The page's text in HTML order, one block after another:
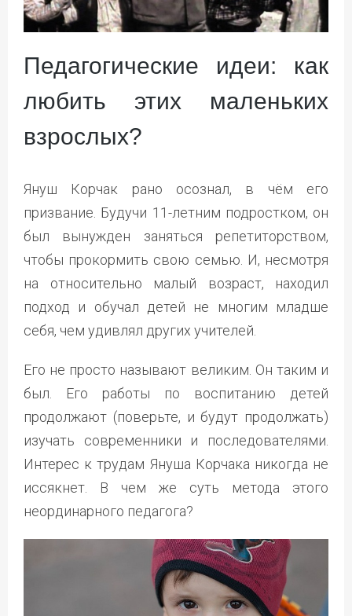
Педагогические идеи: как
любить этих маленьких
взрослых?
Януш Корчак рано осознал, в чём его
призвание. Будучи 11-летним подростком, он
был вынужден заняться репетиторством,
чтобы прокормить свою семью. И, несмотря
на относительно малый возраст, находил
подход и обучал детей не многим младше
себя, чем удивлял других учителей.
Его не просто называют великим. Он таким и
был. Его работы по воспитанию детей
продолжают (поверьте, и будут продолжать)
изучать современники и последователями.
Интерес к трудам Януша Корчака никогда не
иссякнет. В чем же суть метода этого
неординарного педагога?